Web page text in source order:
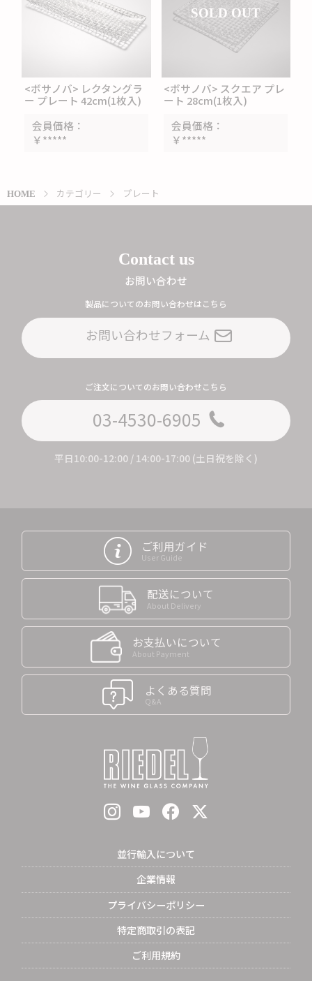
<ボサノバ> レクタングラ
ー プレート 42cm(1枚入)
会員価格
￥*****
SOLD OUT
<ボサノバ> スクエア プレ
ート 28cm(1枚入)
会員価格
￥*****
HOME カテゴリー プレート
Contact us
お問い合わせ
製品についてのお問い合わせはこちら
お問い合わせフォーム
ご注文についてのお問い合わせこちら
03-4530-6905
平日10:00-12:00 / 14:00-17:00 (土日祝を除く)
ご利用ガイド
User Guide
配送について
About Delivery
お支払いについて
About Payment
よくある質問
Q&A
並行輸入について
企業情報
プライバシーポリシー
特定商取引の表記
ご利用規約